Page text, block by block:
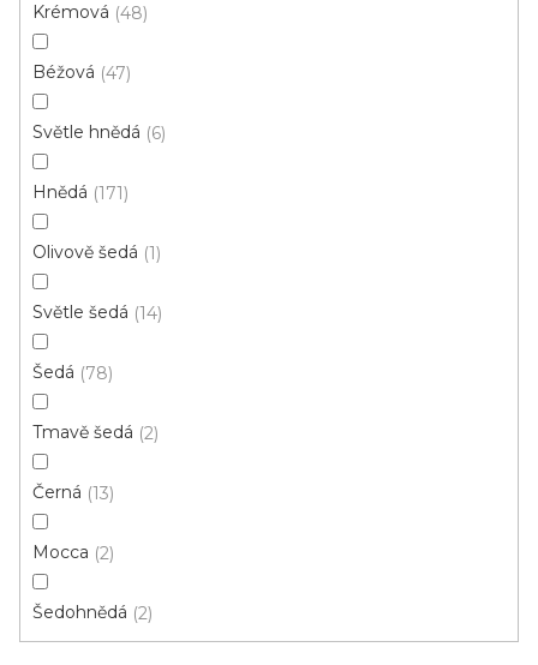
Krémová 48
Béžová 47
Světle hnědá 6
Hnědá 171
Olivově šedá 1
Světle šedá 14
Šedá 78
Tmavě šedá 2
Černá 13
Mocca 2
Šedohnědá 2
Skvělá cena
Vinylová podlaha ECO 30 Sawcut oak dark